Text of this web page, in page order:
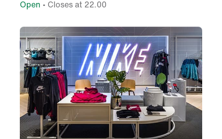
Open • Closes at 22.00